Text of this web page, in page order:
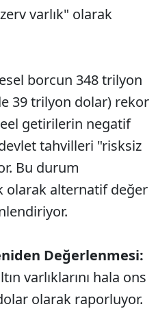
varlık" olarak
borcun 348 trilyon
39 trilyon dolar) rekor
getirilerin negatif
tahvilleri "risksiz
Bu durum
olarak alternatif değer
Değerlenmesi:
varlıklarını hala ons
olarak raporluyor.